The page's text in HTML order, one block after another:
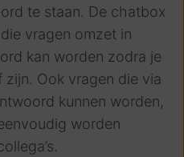
te staan. De chatbox
vragen omzet in
kan worden zodra je
zijn. Ook vragen die via
kunnen worden,
worden